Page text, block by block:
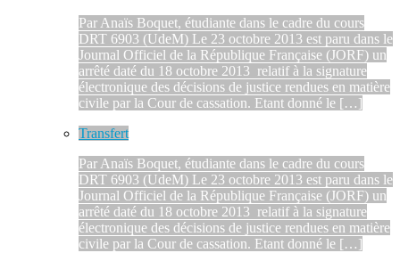
Par Anaïs Boquet, étudiante dans le cadre du cours
DRT 6903 (UdeM) Le 23 octobre 2013 est paru dans le
Journal Officiel de la République Française (JORF) un
arrêté daté du 18 octobre 2013 relatif à la signature
électronique des décisions de justice rendues en matière
civile par la Cour de cassation. Etant donné le […]
Transfert
Par Anaïs Boquet, étudiante dans le cadre du cours
DRT 6903 (UdeM) Le 23 octobre 2013 est paru dans le
Journal Officiel de la République Française (JORF) un
arrêté daté du 18 octobre 2013 relatif à la signature
électronique des décisions de justice rendues en matière
civile par la Cour de cassation. Etant donné le […]